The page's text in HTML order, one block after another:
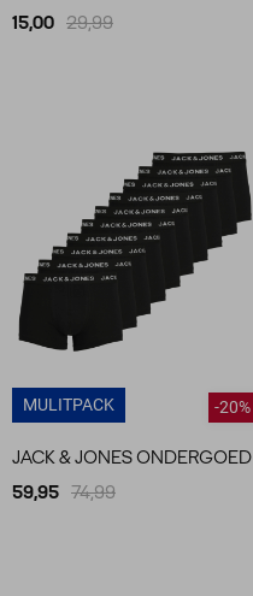
15,00 29,99
MULITPACK -20%
JACK & JONES ONDERGOED
59,95 74,99